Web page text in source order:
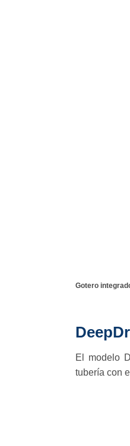
Gotero
El modelo
tubería con